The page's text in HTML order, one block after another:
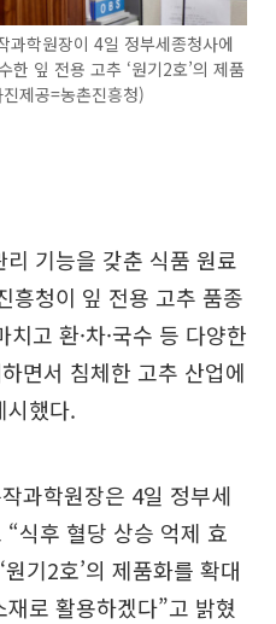
학원장이 4일 정부세종청사에
한 잎 전용 고추 ‘원기2호’의 제품
제공=농촌진흥청)
기능을 갖춘 식품 원료
흥청이 잎 전용 고추 품종
치고 환·차·국수 등 다양한
면서 침체한 고추 산업에
시했다.
과학원장은 4일 정부세
식후 혈당 상승 억제 효
기2호’의 제품화를 확대
로 활용하겠다”고 밝혔